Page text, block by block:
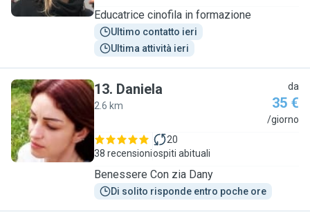
Educatrice cinofila in formazione
Ultimo contatto ieri
Ultima attività ieri
D
13. Daniela
2.6 km
da
35 €
/giorno
38 recensioni
20
ospiti abituali
Benessere Con zia Dany
Di solito risponde entro poche ore